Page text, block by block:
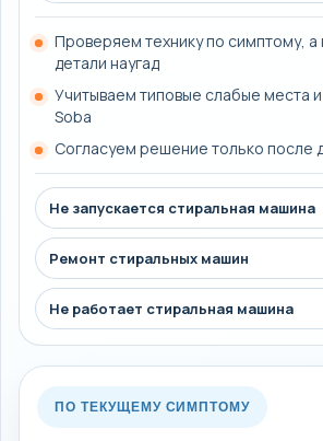
Проверяем технику по симптому,
детали наугад
Учитываем типовые слабые места
Soba
Согласуем решение только после
Не запускается стиральная машина
Ремонт стиральных машин
Не работает стиральная машина
ПО ТЕКУЩЕМУ СИМПТОМУ